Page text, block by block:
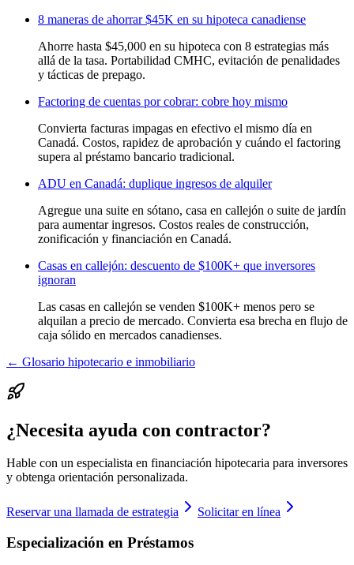
8 maneras de ahorrar $45K en su hipoteca canadiense
Ahorre hasta $45,000 en su hipoteca con 8 estrategias más
allá de la tasa. Portabilidad CMHC, evitación de penalidades
y tácticas de prepago.
Factoring de cuentas por cobrar: cobre hoy mismo
Convierta facturas impagas en efectivo el mismo día en
Canadá. Costos, rapidez de aprobación y cuándo el factoring
supera al préstamo bancario tradicional.
ADU en Canadá: duplique ingresos de alquiler
Agregue una suite en sótano, casa en callejón o suite de jardín
para aumentar ingresos. Costos reales de construcción,
zonificación y financiación en Canadá.
Casas en callejón: descuento de $100K+ que inversores
ignoran
Las casas en callejón se venden $100K+ menos pero se
alquilan a precio de mercado. Convierta esa brecha en flujo de
caja sólido en mercados canadienses.
← Glosario hipotecario e inmobiliario
¿Necesita ayuda con contractor?
Hable con un especialista en financiación hipotecaria para inversores
y obtenga orientación personalizada.
Reservar una llamada de estrategia Solicitar en línea
Especialización en Préstamos